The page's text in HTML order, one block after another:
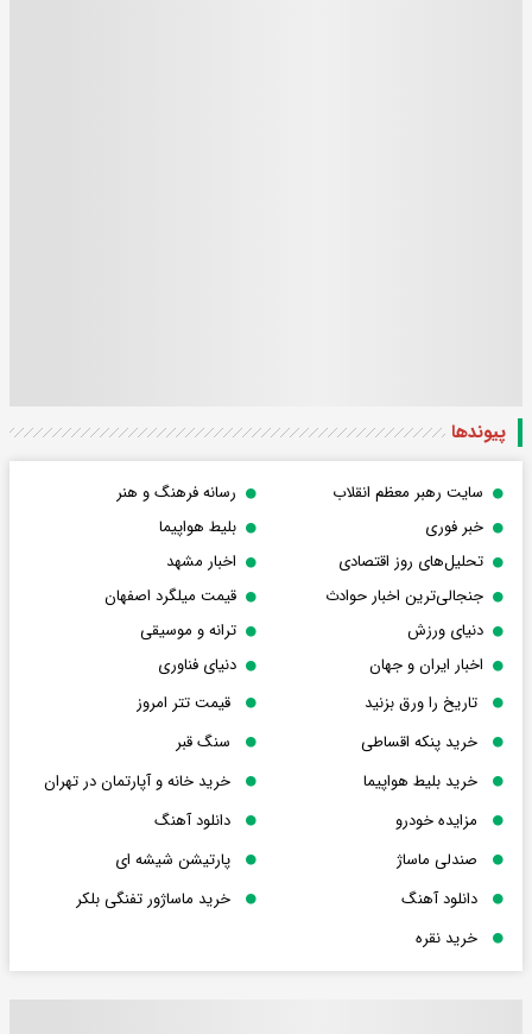
پیوندها
سایت رهبر معظم انقلاب
رسانه فرهنگ و هنر
خبر فوری
بلیط هواپیما
تحلیل‌های روز اقتصادی
اخبار مشهد
جنجالی‌ترین اخبار حوادث
قیمت میلگرد اصفهان
دنیای ورزش
ترانه و موسیقی
اخبار ایران و جهان
دنیای فناوری
تاریخ را ورق بزنید
قیمت تتر امروز
خرید پنکه اقساطی
سنگ قبر
خرید بلیط هواپیما
خرید خانه و آپارتمان در تهران
مزایده خودرو
دانلود آهنگ
صندلی ماساژ
پارتیشن شیشه ای
دانلود آهنگ
خرید ماساژور تفنگی بلکر
خرید نقره